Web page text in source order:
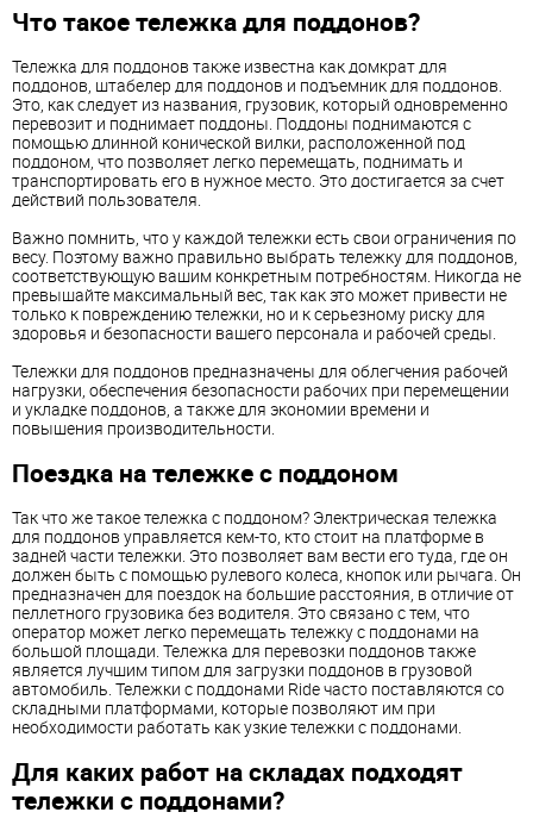
Что такое тележка для поддонов?
Тележка для поддонов также известна как домкрат для
поддонов, штабелер для поддонов и подъемник для поддонов.
Это, как следует из названия, грузовик, который одновременно
перевозит и поднимает поддоны. Поддоны поднимаются с
помощью длинной конической вилки, расположенной под
поддоном, что позволяет легко перемещать, поднимать и
транспортировать его в нужное место. Это достигается за счет
действий пользователя.
Важно помнить, что у каждой тележки есть свои ограничения по
весу. Поэтому важно правильно выбрать тележку для поддонов,
соответствующую вашим конкретным потребностям. Никогда не
превышайте максимальный вес, так как это может привести не
только к повреждению тележки, но и к серьезному риску для
здоровья и безопасности вашего персонала и рабочей среды.
Тележки для поддонов предназначены для облегчения рабочей
нагрузки, обеспечения безопасности рабочих при перемещении
и укладке поддонов, а также для экономии времени и
повышения производительности.
Поездка на тележке с поддоном
Так что же такое тележка с поддоном? Электрическая тележка
для поддонов управляется кем-то, кто стоит на платформе в
задней части тележки. Это позволяет вам вести его туда, где он
должен быть с помощью рулевого колеса, кнопок или рычага. Он
предназначен для поездок на большие расстояния, в отличие от
пеллетного грузовика без водителя. Это связано с тем, что
оператор может легко перемещать тележку с поддонами на
большой площади. Тележка для перевозки поддонов также
является лучшим типом для загрузки поддонов в грузовой
автомобиль. Тележки с поддонами Ride часто поставляются со
складными платформами, которые позволяют им при
необходимости работать как узкие тележки с поддонами.
Для каких работ на складах подходят
тележки с поддонами?